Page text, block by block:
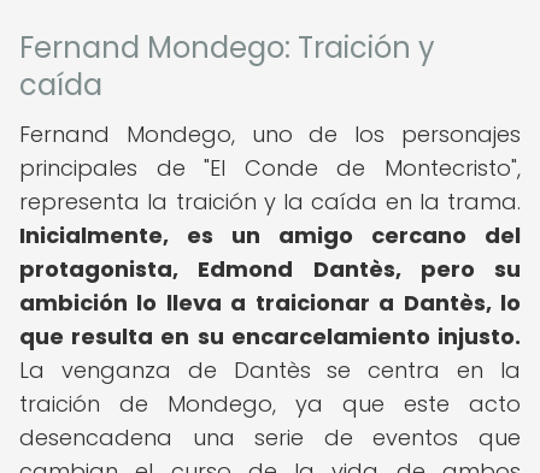
Fernand Mondego: Traición y
caída
Fernand Mondego, uno de los personajes
principales de "El Conde de Montecristo",
representa la traición y la caída en la trama.
Inicialmente, es un amigo cercano del
protagonista, Edmond Dantès, pero su
ambición lo lleva a traicionar a Dantès, lo
que resulta en su encarcelamiento injusto.
La venganza de Dantès se centra en la
traición de Mondego, ya que este acto
desencadena una serie de eventos que